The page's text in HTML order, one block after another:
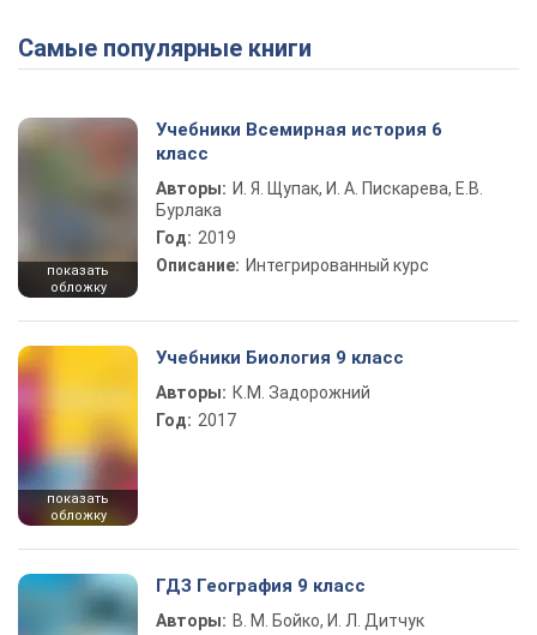
Самые популярные книги
показать
обложку
Учебники Всемирная история 6
класс
Авторы: И. Я. Щупак, И. А. Пискарева, Е.В.
Бурлака
Год: 2019
Описание: Интегрированный курс
показать
обложку
Учебники Биология 9 класс
Авторы: К.М. Задорожний
Год: 2017
ГДЗ География 9 класс
Авторы: В. М. Бойко, И. Л. Дитчук